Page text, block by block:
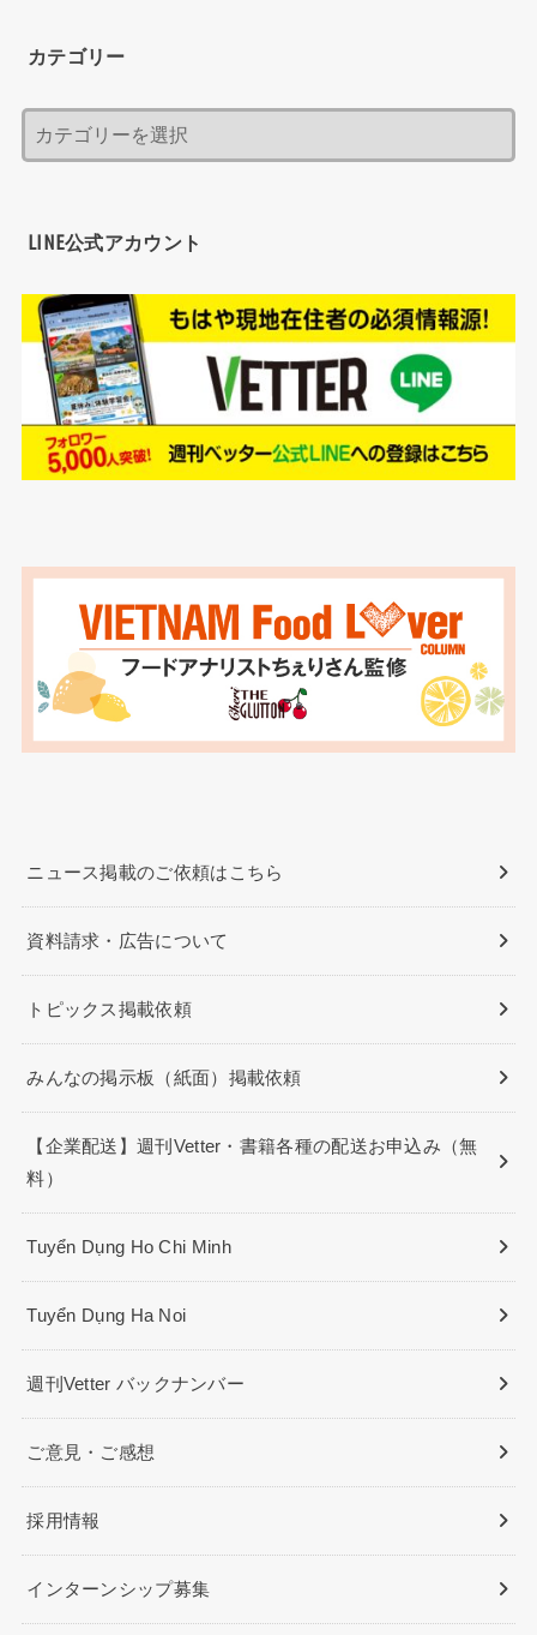
カテゴリー
LINE公式アカウント
ニュース掲載のご依頼はこちら
資料請求・広告について
トピックス掲載依頼
みんなの掲示板（紙面）掲載依頼
【企業配送】週刊Vetter・書籍各種の配送お申込み（無
料）
Tuyển Dụng Ho Chi Minh
Tuyển Dụng Ha Noi
週刊Vetter バックナンバー
ご意見・ご感想
採用情報
インターンシップ募集